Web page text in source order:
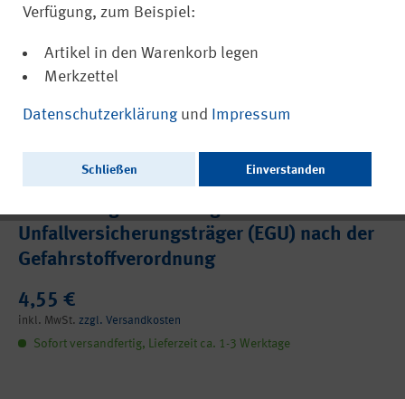
DGUV Information 213-738
Abstellbereichen der freiwilligen
Feuerwehr - Empfehlungen
Unfallversicherungsträger (EGU) nach der
Gefahrstoffverordnung
4,55 €
inkl. MwSt. zzgl. Versandkosten
Sofort versandfertig, Lieferzeit ca. 1-3 Werktage
Verfügung, zum Beispiel:
Artikel in den Warenkorb legen
Merkzettel
Datenschutzerklärung und Impressum
Schließen Einverstanden